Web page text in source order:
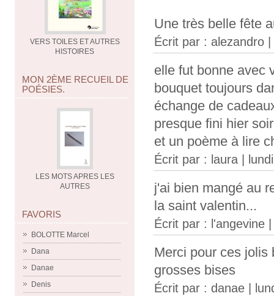
VERS TOILES ET AUTRES
HISTOIRES
MON 2ÈME RECUEIL DE
POÉSIES.
LES MOTS APRES LES
AUTRES
FAVORIS
BOLOTTE Marcel
Dana
Danae
Denis
Une très belle fête
Écrit par : alezandro
elle fut bonne avec
bouquet toujours
échange de
presque fini hier soir
et un poème à lire
Écrit par : laura |
j'ai bien mangé au
la saint valentin...
Écrit par : l'angevine
Merci pour ces jolis
grosses bises
Écrit par : danae |